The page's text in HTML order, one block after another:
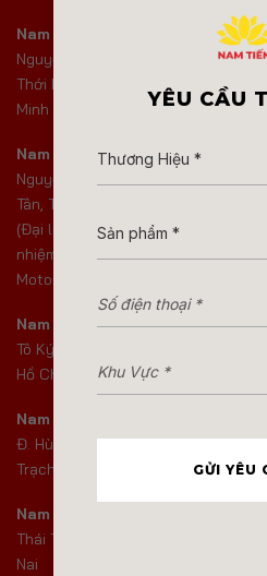
Nam Tiến Quận 12 :
Nguyễn Ảnh Thủ, Phường Tân
Thới Hiệp, Thành phố Hồ Chí
Minh
Nam Tiến Bình Tân :463B
Nguyễn Thị Tú, Phường Bình
Tân, Thành phố Hồ Chí Minh
(Đại lý Yamaha chính hãng ủy
nhiệm của tập đoàn Yamaha
Motor Việt Nam)
Nam Tiến Hóc Môn :385 Đ.
Tô Ký, Xã Hóc Môn, Thành phố
Hồ Chí Minh
Nam Tiến Nhơn Trạch:
Đ. Hùng Vương, Xã Nhơn
Trạch, Tỉnh Đồng Nai
Nam Tiến Bến Cam:
Thái Tổ, Xã Nhơn Trạch, Đồng
Nai
YÊU CẦU
GỬI YÊU